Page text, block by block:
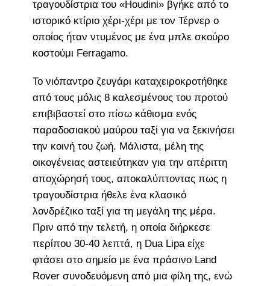
τραγουδίστρια του «Houdini» βγήκε από το
ιστορικό κτίριο χέρι-χέρι με τον Τέρνερ ο
οποίος ήταν ντυμένος με ένα μπλε σκούρο
κοστούμι Ferragamo.
Το νιόπαντρο ζευγάρι καταχειροκροτήθηκε
από τους μόλις 8 καλεσμένους του προτού
επιβιβαστεί στο πίσω κάθισμα ενός
παραδοσιακού μαύρου ταξί για να ξεκινήσει
την κοινή του ζωή. Μάλιστα, μέλη της
οικογένειας αστειεύτηκαν για την απέριττη
αποχώρησή τους, αποκαλύπτοντας πως η
τραγουδίστρια ήθελε ένα κλασικό
λονδρέζικο ταξί για τη μεγάλη της μέρα.
Πριν από την τελετή, η οποία διήρκεσε
περίπου 30-40 λεπτά, η Dua Lipa είχε
φτάσει στο σημείο με ένα πράσινο Land
Rover συνοδευόμενη από μια φίλη της, ενώ